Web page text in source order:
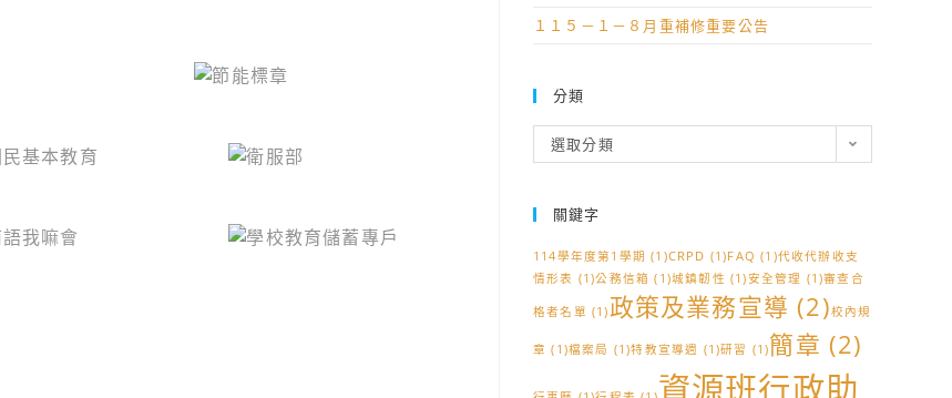
１１５－１－８月重補修重要公告
分類
類
選取分類
關鍵字
114學年度第1學期 (1)CRPD (1)FAQ (1)代收代辦收支
情形表 (1)公務信箱 (1)城鎮韌性 (1)安全管理 (1)審查合
格者名單 (1)政策及業務宣導 (2)校內規
章 (1)檔案局 (1)特教宣導週 (1)研習 (1)簡章 (2)
資源班行政助